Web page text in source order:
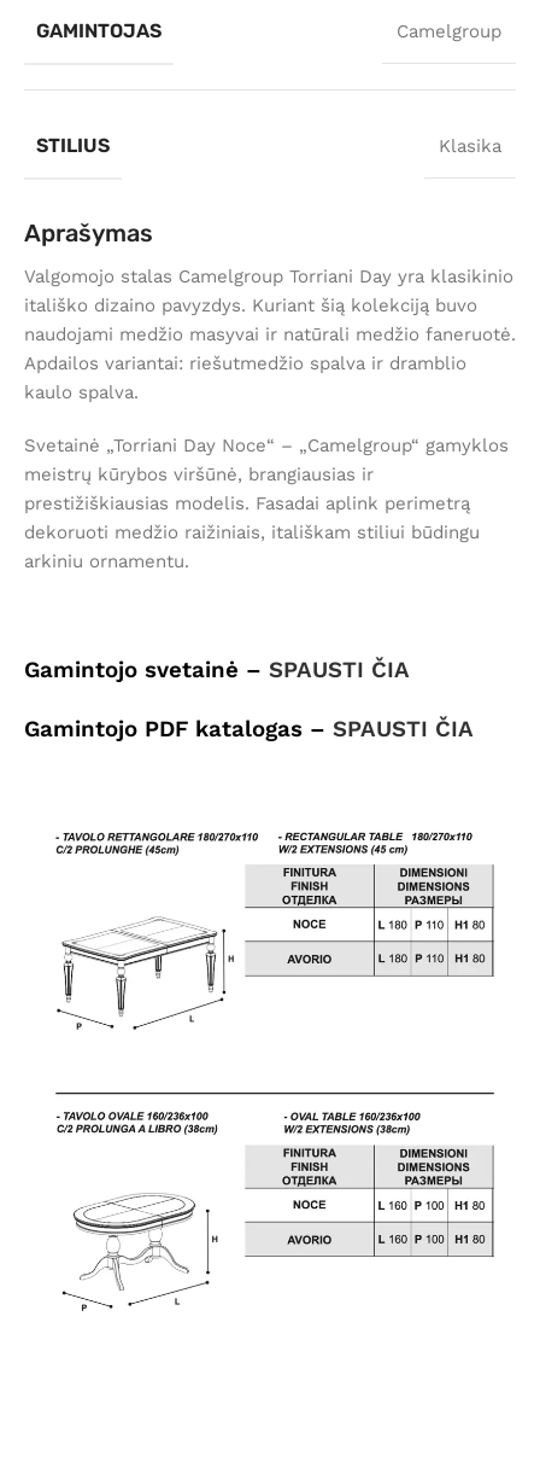
GAMINTOJAS Camelgroup
STILIUS Klasika
Aprašymas
Valgomojo stalas Camelgroup Torriani Day yra klasikinio
itališko dizaino pavyzdys. Kuriant šią kolekciją buvo
naudojami medžio masyvai ir natūrali medžio faneruotė.
Apdailos variantai: riešutmedžio spalva ir dramblio
kaulo spalva.
Svetainė „Torriani Day Noce“ – „Camelgroup“ gamyklos
meistrų kūrybos viršūnė, brangiausias ir
prestižiškiausias modelis. Fasadai aplink perimetrą
dekoruoti medžio raižiniais, itališkam stiliui būdingu
arkiniu ornamentu.
Gamintojo svetainė – SPAUSTI ČIA
Gamintojo PDF katalogas – SPAUSTI ČIA